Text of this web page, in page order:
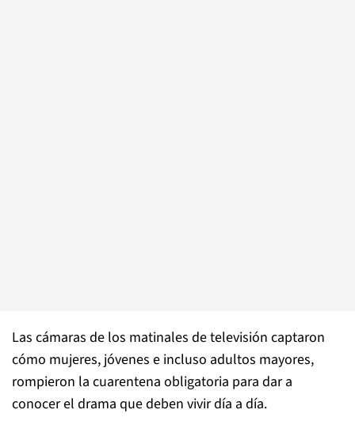
Las cámaras de los matinales de televisión captaron
cómo mujeres, jóvenes e incluso adultos mayores,
rompieron la cuarentena obligatoria para dar a
conocer el drama que deben vivir día a día.